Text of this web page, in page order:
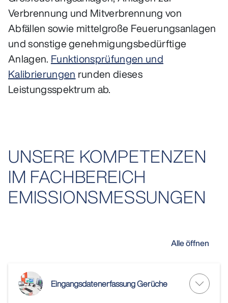
Verbrennung und Mitverbrennung von
Abfällen sowie mittelgroße Feuerungsanlagen
und sonstige genehmigungsbedürftige
Anlagen. Funktionsprüfungen und
Kalibrierungen runden dieses
Leistungsspektrum ab.
UNSERE KOMPETENZEN
IM FACHBEREICH
EMISSIONSMESSUNGEN
Alle öffnen
Eingangsdatenerfassung Gerüche